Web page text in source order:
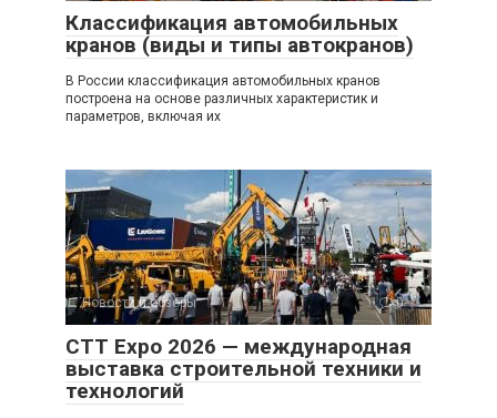
Классификация автомобильных
кранов (виды и типы автокранов)
В России классификация автомобильных кранов
построена на основе различных характеристик и
параметров, включая их
Новости и обзоры 0
CTT Expo 2026 — международная
выставка строительной техники и
технологий